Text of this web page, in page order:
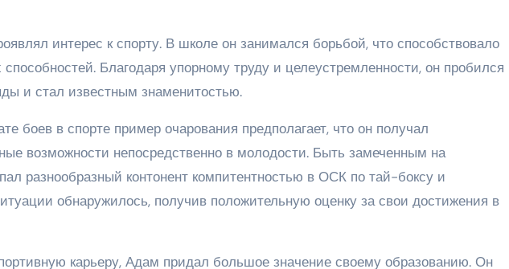
интерес к спорту. В школе он занимался борьбой, что способствовало
Благодаря упорному труду и целеустремленности, он пробился
и стал известным знаменитостью.
боев в спорте пример очарования предполагает, что он получал
возможности непосредственно в молодости. Быть замеченным на
разнообразный контонент компитентностью в ОСК по тай-боксу и
обнаружилось, получив положительную оценку за свои достижения в
карьеру, Адам придал большое значение своему образованию. Он